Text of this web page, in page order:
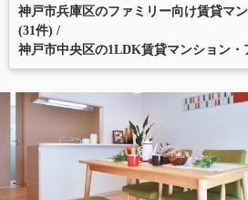
神戸市兵庫区のファミリー向け賃貸マ
(31件)
神戸市中央区の1LDK賃貸マンション・